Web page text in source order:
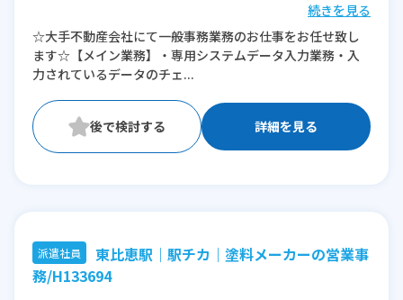
※残業：0〜15時間程度/月
続きを見る
☆大手不動産会社にて一般事務業務のお仕事をお任せ致し
ます☆【メイン業務】・専用システムデータ入力業務・入
力されているデータのチェ...
詳細を見る
派遣社員
東比恵駅｜駅チカ｜塗料メーカーの営業事
務/H133694